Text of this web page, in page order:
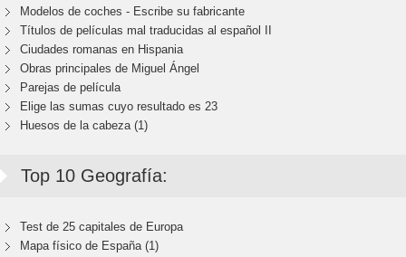
Modelos de coches - Escribe su fabricante
Títulos de películas mal traducidas al español II
Ciudades romanas en Hispania
Obras principales de Miguel Ángel
Parejas de película
Elige las sumas cuyo resultado es 23
Huesos de la cabeza (1)
Top 10 Geografía:
Test de 25 capitales de Europa
Mapa físico de España (1)